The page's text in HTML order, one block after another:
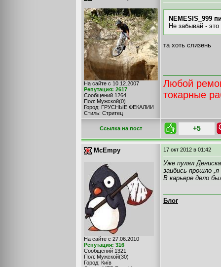
На сайте с 10.12.2007
Репутация: 2617
Сообщений 1264
Пол: Мужской(0)
Город: ГРУСНЫЕ ФЕКАЛИИ
Стиль: Стритец
NEMESIS_999
Не забывай - это
та хоть слизень
Любой
токарные
Cсылка на пост +5
McEmpy
На сайте с 27.06.2010
Репутация: 316
Сообщений 1321
Пол: Мужской(30)
Город: Київ
17 окт 2012 в 01:42
Уже пулял
заибись прошло
В карьере дело
Блог